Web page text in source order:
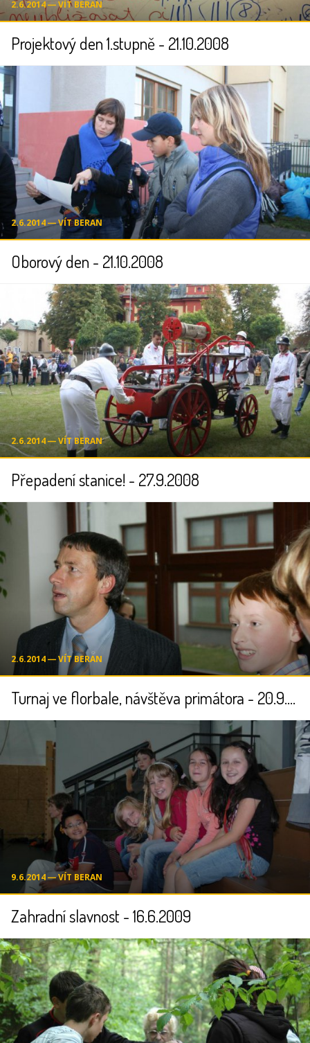
2.6.2014 ― VÍT BERAN
Projektový den 1.stupně - 21.10.2008
2.6.2014 ― VÍT BERAN
Oborový den - 21.10.2008
2.6.2014 ― VÍT BERAN
Přepadení stanice! - 27.9.2008
2.6.2014 ― VÍT BERAN
Turnaj ve florbale, návštěva primátora - 20.9.2008
9.6.2014 ― VÍT BERAN
Zahradní slavnost - 16.6.2009